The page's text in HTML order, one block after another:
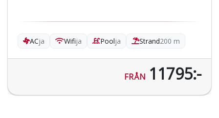
ACja Wifija Poolja Strand200 m
FRÅN 11795:-